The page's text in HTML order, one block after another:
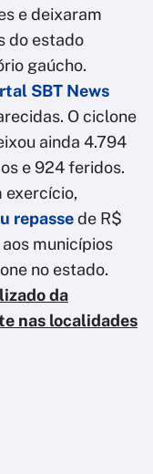
e deixaram
do estado
gaúcho.
SBT News
O ciclone
ainda 4.794
e 924 feridos.
exercício,
repassede R$
municípios
no estado.
da
nas localidades